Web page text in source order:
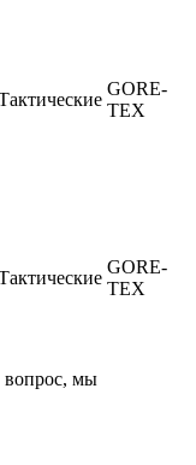
GORE-
TEX
GORE-
TEX
вопрос, мы